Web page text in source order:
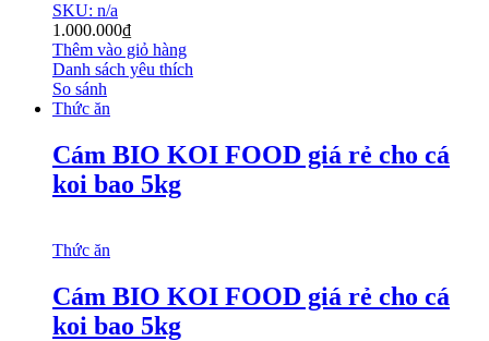
SKU: n/a
1.000.000₫
Thêm vào giỏ hàng
Danh sách yêu thích
So sánh
Thức ăn
Cám BIO KOI FOOD giá rẻ cho cá
koi bao 5kg
Thức ăn
Cám BIO KOI FOOD giá rẻ cho cá
koi bao 5kg